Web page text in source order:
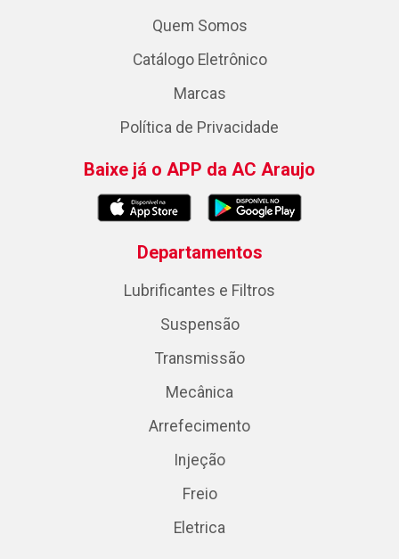
Quem Somos
Catálogo Eletrônico
Marcas
Política de Privacidade
Baixe já o APP da AC Araujo
Departamentos
Lubrificantes e Filtros
Suspensão
Transmissão
Mecânica
Arrefecimento
Injeção
Freio
Eletrica